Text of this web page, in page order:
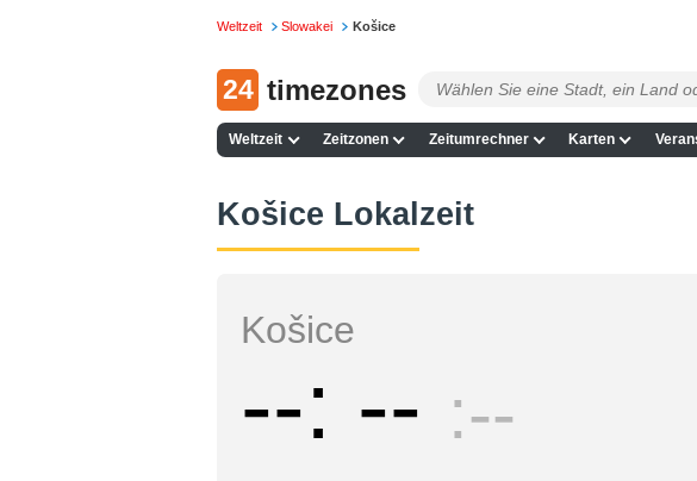
Weltzeit Slowakei Košice
24 timezones
Weltzeit Zeitzonen Zeitumrechner Karten
Košice Lokalzeit
Košice
-- -- --